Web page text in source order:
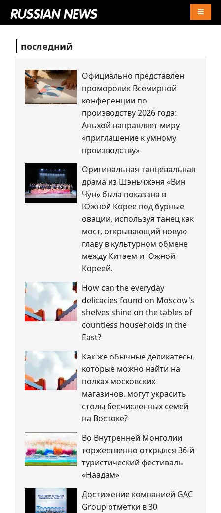
последний
Официально представлен
проморолик Всемирной
конференции по
производству 2026 года:
Аньхой направляет миру
«приглашение к умному
производству»
Оригинальная танцевальная
драма из Шэньчжэня «Вин
Чун» была показана в
Южной Корее под бурные
овации, используя танец как
мост, открывающий новую
главу в культурном обмене
между Китаем и Южной
Кореей.
How can the everyday
delicacies found on Moscow's
shelves shine on the tables of
countless households in the
East?
Как же обычные деликатесы,
которые можно найти на
полках московских
магазинов, могут украсить
столы бесчисленных семей
на Востоке?
Во Внутренней Монголии
торжественно открылся 36-й
туристический фестиваль
«Наадам»
Достижение компанией GAC
Group отметки в 30